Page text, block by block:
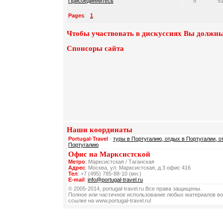
Pages: 1
Чтобы участвовать в дискуссиях Вы
Спонсоры сайта
Наши координаты
Portugal-Travel - туры в Португалию, отдых в Португалии,
Португалию
Офис на Марксистской
Метро: Марксистская / Таганская
Адрес: Москва, ул. Марксистская, д 3 офис 416
Тел: +7 (495) 785-88-10 (мн.)
E-mail: info@portugal-travel.ru
© 2005-2014, portugal-travel.ru Все права защищены.
Полное или частичное использование любых материалов
ссылке на www.portugal-travel.ru!